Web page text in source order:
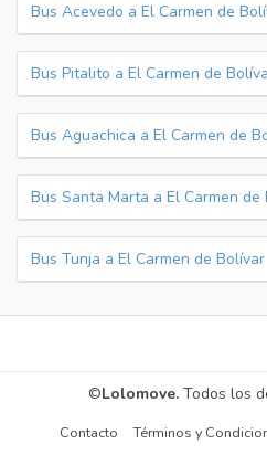
Bus Acevedo a El Carmen de
Bus Pitalito a El Carmen de
Bus Aguachica a El Carmen de
Bus Santa Marta a El Carmen de
Bus Tunja a El Carmen de Bolívar
©Lolomove. Todos los
Contacto Términos y